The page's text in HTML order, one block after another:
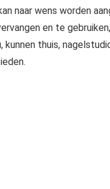
naar wens worden
en te
kunnen thuis,